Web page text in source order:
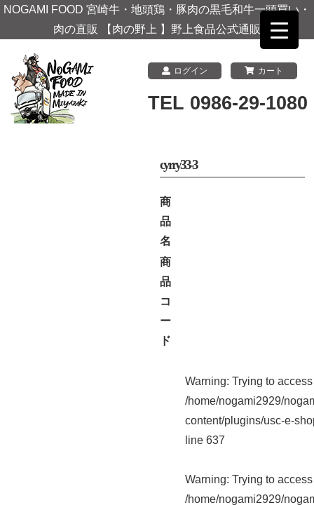
NOGAMI FOOD 宮崎牛・地頭鶏・豚肉の黒毛和牛一頭買い・
肉の直販 【肉の野上 】野上食品公式通販
ログイン カート
TEL 0986-29-1080
cyrry33-3
商
品
名
商
品
コ
ー
ド
Warning: Trying to
/home/nogami2929/
content/plugins/usc-e-
line637
Warning: Trying to
/home/nogami2929/